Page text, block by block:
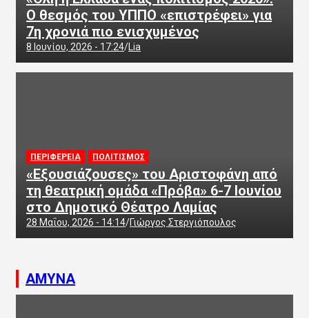
Ο θεσμός του ΥΠΠΟ «επιστρέφει» για
7η χρονιά πιο ενισχυμένος
8 Ιουνίου, 2026 - 17:24 Lia
ΠΕΡΙΦΕΡΕΙΑ ΠΟΛΙΤΙΣΜΟΣ
«Εξουσιάζουσες» του Αριστοφάνη από
τη θεατρική ομάδα «Πρόβα» 6-7 Ιουνίου
στο Δημοτικό Θέατρο Λαμίας
28 Μαΐου, 2026 - 14:14 Γιώργος Στεργιόπουλος
ΑΜΥΝΑ